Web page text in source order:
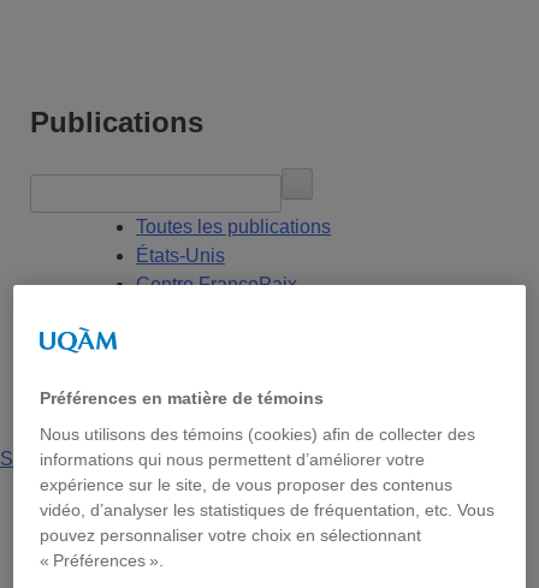
Publications
Toutes les publications
États-Unis
Centre FrancoPaix
Soutenir la chaire
Cyberincidents
Préférences en matière de témoins
Nous utilisons des témoins (cookies) afin de collecter des
informations qui nous permettent d’améliorer votre
expérience sur le site, de vous proposer des contenus
vidéo, d’analyser les statistiques de fréquentation, etc. Vous
pouvez personnaliser votre choix en sélectionnant
« Préférences ».